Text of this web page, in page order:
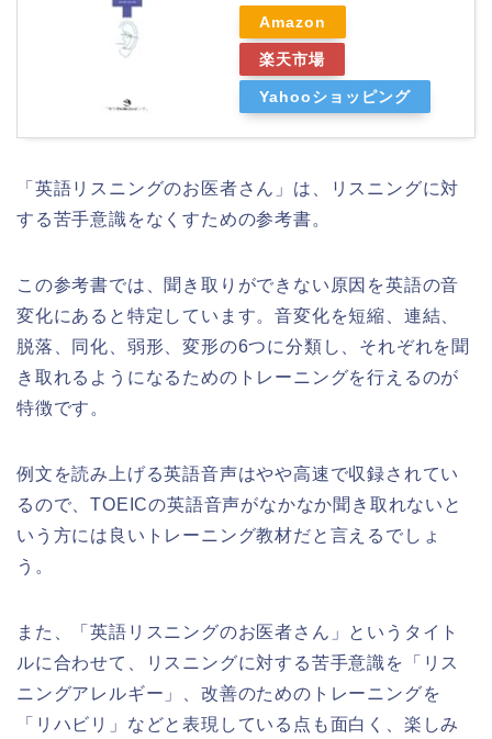
Amazon
楽天市場
Yahooショッピング
「英語リスニングのお医者さん」は、リスニングに対
する苦手意識をなくすための参考書。
この参考書では、聞き取りができない原因を英語の音
変化にあると特定しています。音変化を短縮、連結、
脱落、同化、弱形、変形の6つに分類し、それぞれを聞
き取れるようになるためのトレーニングを行えるのが
特徴です。
例文を読み上げる英語音声はやや高速で収録されてい
るので、TOEICの英語音声がなかなか聞き取れないと
いう方には良いトレーニング教材だと言えるでしょ
う。
また、「英語リスニングのお医者さん」というタイト
ルに合わせて、リスニングに対する苦手意識を「リス
ニングアレルギー」、改善のためのトレーニングを
「リハビリ」などと表現している点も面白く、楽しみ